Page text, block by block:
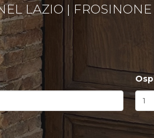
LAZIO | FROSINONE